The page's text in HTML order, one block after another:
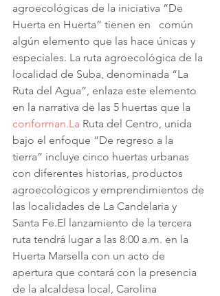
agroecológicas de la iniciativa “De
Huerta en Huerta” tienen en   común
algún elemento que las hace únicas y
especiales. La ruta agroecológica de la
localidad de Suba, denominada “La
Ruta del Agua”, enlaza este elemento
en la narrativa de las 5 huertas que la
conforman.La Ruta del Centro, unida
bajo el enfoque “De regreso a la
tierra” incluye cinco huertas urbanas
con diferentes historias, productos
agroecológicos y emprendimientos de
las localidades de La Candelaria y
Santa Fe.El lanzamiento de la tercera
ruta tendrá lugar a las 8:00 a.m. en la
Huerta Marsella con un acto de
apertura que contará con la presencia
de la alcaldesa local, Carolina